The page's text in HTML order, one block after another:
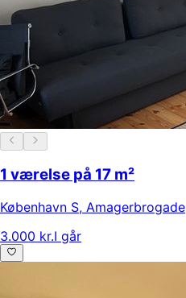
1 værelse på 17 m²
København S, Amagerbrogade
3.000 kr.I går